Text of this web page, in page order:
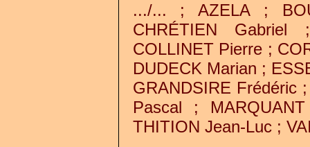
.../... ; AZELA ;
CHRÉTIEN
COLLINET Pierre ;
DUDECK Marian ;
GRANDSIRE Frédéric
Pascal ;
THITION Jean-Luc ;